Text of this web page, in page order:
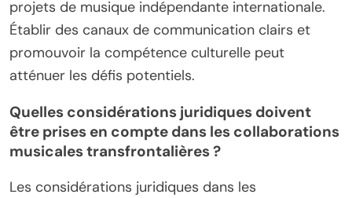
projets de musique indépendante internationale.
Établir des canaux de communication clairs et
promouvoir la compétence culturelle peut
atténuer les défis potentiels.
Quelles considérations juridiques doivent
être prises en compte dans les collaborations
musicales transfrontalières ?
Les considérations juridiques dans les